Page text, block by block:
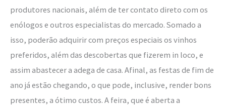
produtores nacionais, além de ter contato direto com os
enólogos e outros especialistas do mercado. Somado a
isso, poderão adquirir com preços especiais os vinhos
preferidos, além das descobertas que fizerem in loco, e
assim abastecer a adega de casa. Afinal, as festas de fim de
ano já estão chegando, o que pode, inclusive, render bons
presentes, a ótimo custos. A feira, que é aberta a